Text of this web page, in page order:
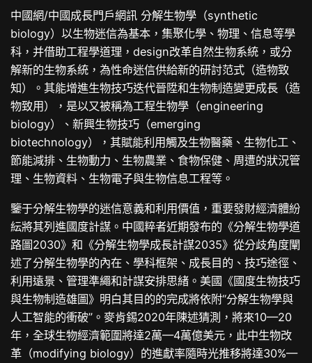
中國網/中國成長門戶網訊 分解生物學（synthetic
biology）以生物迷信為基本，集聚化學、物理、信息等學
科，并借助工程學道理，design改革自然生物系統，或分
解新的生物系統，為性命迷信供給新的研討范式（造物致
知）。其能增進生物技巧迭代晉陞和生物制造變更成長（造
物致用），是以又被稱為工程生物學（engineering
biology）、新興生物技巧（emerging
biotechnology），其賦能利用觸及生物醫藥、生物化工、
節能減排、生物動力、生物農業、食物保健、周遭的狀況管
理、生物資料、生物電子與生物信息工程等。
鑒于分解生物學的迷信意義和利用價值，重要發財經濟體紛
紜將其列進國度計謀。中國粹者近期發布的《分解生物學道
路圖2030》和《分解生物學成長計謀2035》從分歧角度闡
述了分解生物學的內在、學科框架、成長目的、技巧途徑、
利用遠景、管理準繩和計謀安排思緒。美國《國度生物技巧
與生物制造雄圖》明白其目的的完成將依附“分解生物學與
人工智能的衝破”。麥肯錫2020年陳述猜測，將來10—20
年，全球生物經濟範圍將達2萬—4萬億美元，此中生物改
革（modifying biology）的進獻率隨時光推移將達30%—